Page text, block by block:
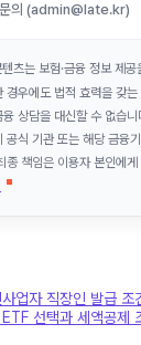
의 (admin@late.kr)
츠는 보험·금융 정보 제
경우에도 법적 효력을 갖
상담을 대신할 수 없습
공식 기관 또는 해당 금융
종 책임은 이용자 본인에게
업자 직장인 발급
선택과 세액공제